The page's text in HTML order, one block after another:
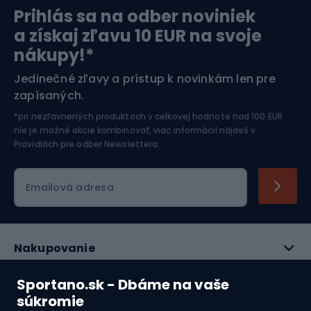
Sportano.sk - Dbáme na vaše
súkromie
Orientačný beh
Lyžovanie
Športová elektronika
Jazdectvo
Prihlás sa na odber noviniek
a získaj zľavu 10 EUR na svoje
nákupy!*
Jedinečné zľavy a prístup k novinkám len pre
zapísaných.
*pri nezľavnených produktoch v celkovej hodnote nad 100 EUR
nie je možné akcie kombinovať, viac informácií nájdeš v
Pravidlách pre odber Newslettera.
Emailová adresa
Nakupovanie
Služby zákazníkom